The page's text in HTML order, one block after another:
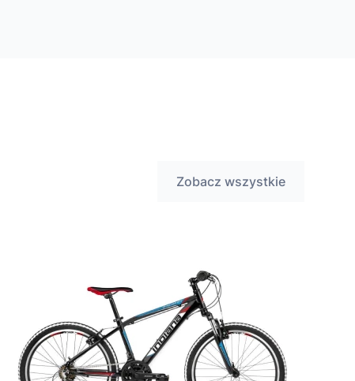
Zobacz wszystkie